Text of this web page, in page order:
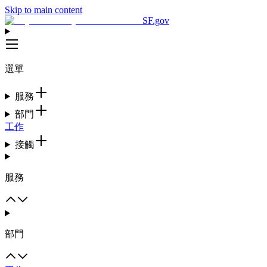
Skip to main content
SF.gov
選單
服務
部門
工作
接觸
服務
部門